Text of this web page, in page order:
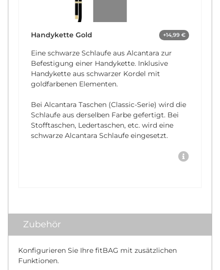
Handykette Gold +14,99 €
Eine schwarze Schlaufe aus Alcantara zur
Befestigung einer Handykette. Inklusive
Handykette aus schwarzer Kordel mit
goldfarbenen Elementen.
Bei Alcantara Taschen (Classic-Serie) wird die
Schlaufe aus derselben Farbe gefertigt. Bei
Stofftaschen, Ledertaschen, etc. wird eine
schwarze Alcantara Schlaufe eingesetzt.
Zubehör
Konfigurieren Sie Ihre fitBAG mit zusätzlichen
Funktionen.